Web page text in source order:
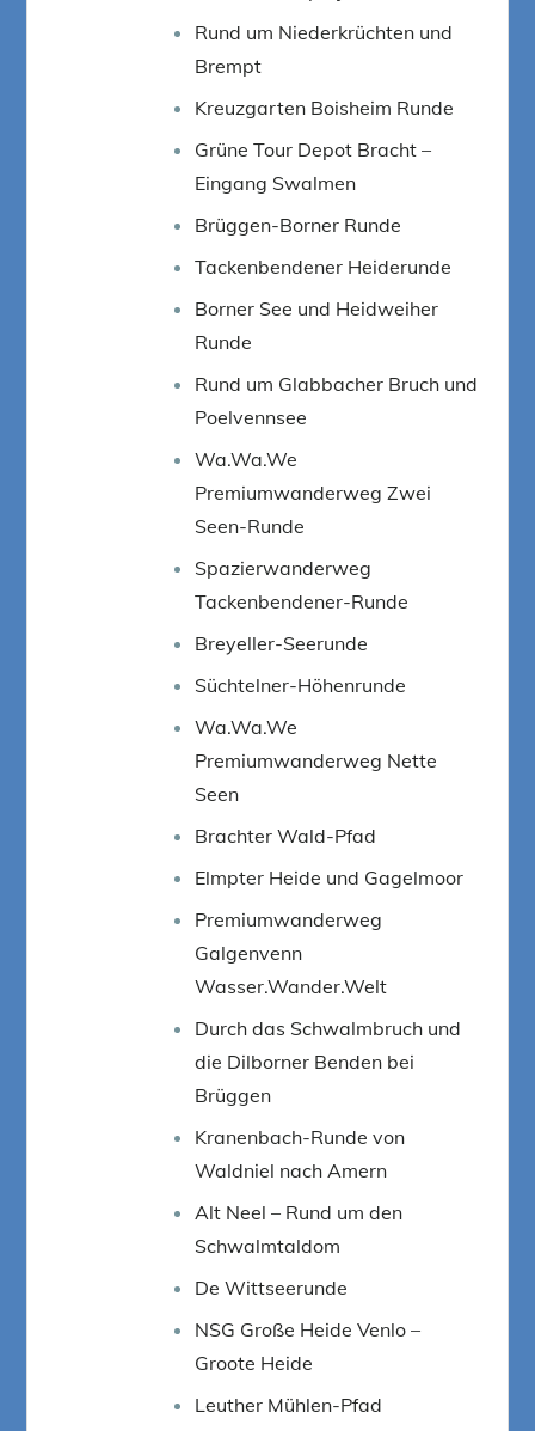
Rund um Niederkrüchten und
Brempt
Kreuzgarten Boisheim Runde
Grüne Tour Depot Bracht –
Eingang Swalmen
Brüggen-Borner Runde
Tackenbendener Heiderunde
Borner See und Heidweiher
Runde
Rund um Glabbacher Bruch und
Poelvennsee
Wa.Wa.We
Premiumwanderweg Zwei
Seen-Runde
Spazierwanderweg
Tackenbendener-Runde
Breyeller-Seerunde
Süchtelner-Höhenrunde
Wa.Wa.We
Premiumwanderweg Nette
Seen
Brachter Wald-Pfad
Elmpter Heide und Gagelmoor
Premiumwanderweg
Galgenvenn
Wasser.Wander.Welt
Durch das Schwalmbruch und
die Dilborner Benden bei
Brüggen
Kranenbach-Runde von
Waldniel nach Amern
Alt Neel – Rund um den
Schwalmtaldom
De Wittseerunde
NSG Große Heide Venlo –
Groote Heide
Leuther Mühlen-Pfad